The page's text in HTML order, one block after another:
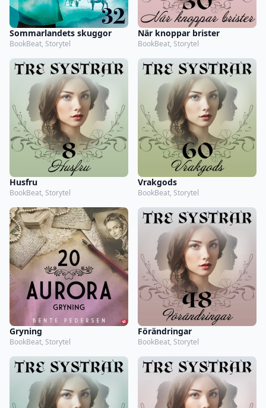
Sommarlandets skuggor
BookBeat, Storytel
När knoppar brister
BookBeat, Storytel
Husfru
BookBeat, Storytel
Vrakgods
BookBeat, Storytel
Gryning
BookBeat, Storytel
Förändringar
BookBeat, Storytel